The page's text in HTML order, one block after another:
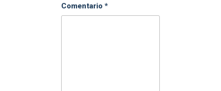
Comentario *